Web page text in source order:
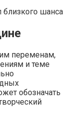
переменам,
и теме
обозначать